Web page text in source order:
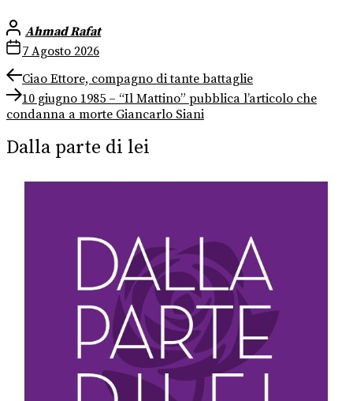
Ahmad Rafat
7 Agosto 2026
Navigazione
articoli
Previous
post:
Ciao Ettore, compagno di tante battaglie
Next
post:
10 giugno 1985 – “Il Mattino” pubblica l’articolo che
condanna a morte Giancarlo Siani
Dalla parte di lei